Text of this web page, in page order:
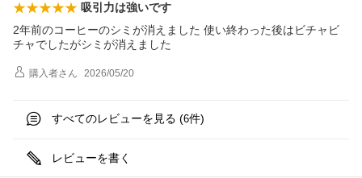
吸引力は強いです
2年前のコーヒーのシミが消えました 使い終わった後はビチャビ
チャでしたがシミが消えました
購入者さん 2026/05/20
すべてのレビューを見る (6件)
レビューを書く